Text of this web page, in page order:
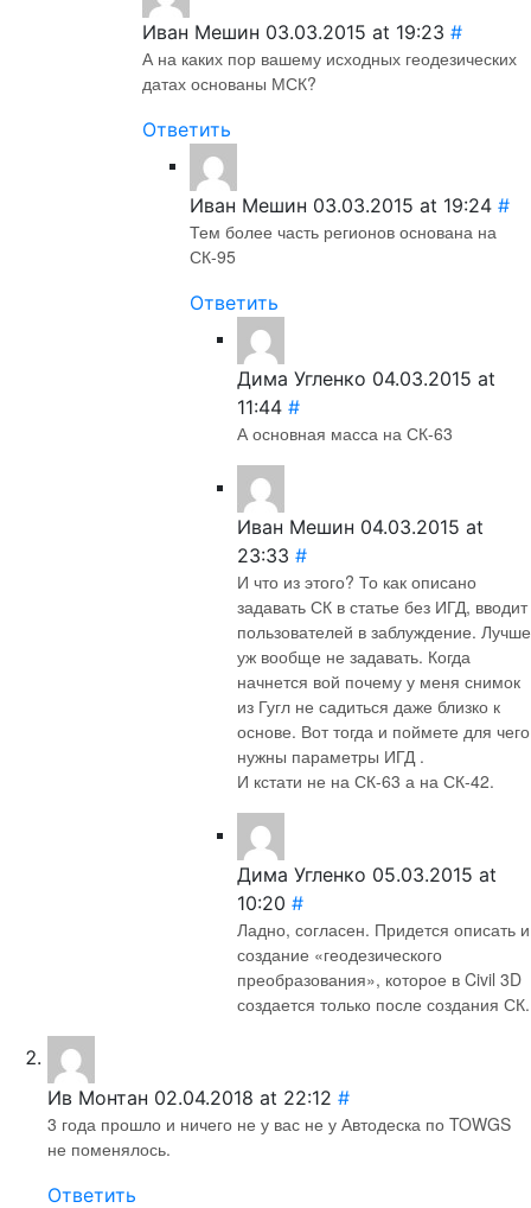
Иван Мешин 03.03.2015 at 19:23 #
А на каких пор вашему исходных геодезических
датах основаны МСК?
Ответить
Иван Мешин 03.03.2015 at 19:24 #
Тем более часть регионов основана на
СК-95
Ответить
Дима Угленко 04.03.2015 at
11:44 #
А основная масса на СК-63
Иван Мешин 04.03.2015 at
23:33 #
И что из этого? То как описано
задавать СК в статье без ИГД, вводит
пользователей в заблуждение. Лучше
уж вообще не задавать. Когда
начнется вой почему у меня снимок
из Гугл не садиться даже близко к
основе. Вот тогда и поймете для чего
нужны параметры ИГД .
И кстати не на СК-63 а на СК-42.
Дима Угленко 05.03.2015 at
10:20 #
Ладно, согласен. Придется описать и
создание «геодезического
преобразования», которое в Civil 3D
создается только после создания СК.
Ив Монтан 02.04.2018 at 22:12 #
3 года прошло и ничего не у вас не у Автодеска по TOWGS
не поменялось.
Ответить